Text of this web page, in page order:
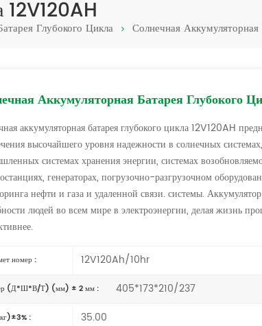
12V120AH
Глубокого Цикла Солнечная
Аккумуляторная Батарея Глубокого
аккумуляторная батарея глубокого цикла 12V120AH
высочайшего уровня надежности в солнечных
системах хранения энергии, системах
генераторах, погрузочно-разгрузочном
нефти и газа и удаленной связи. системы.
людей во всем мире в электроэнергии, делая жизнь
номер : 12V120Ah/10hr
(Д*Ш*В/Т) (мм) ± 2 мм : 405*173*210/237
: 35.00